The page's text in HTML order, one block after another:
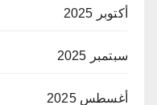
أكتوبر 2025
سبتمبر 2025
أغسطس 2025